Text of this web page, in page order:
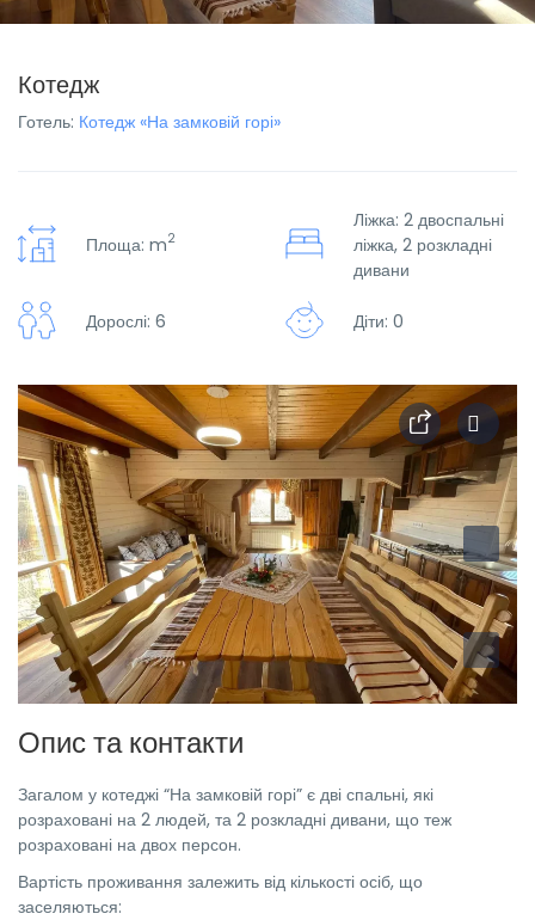
Котедж
Готель: Котедж «На замковій горі»
Площа: m2
Ліжка: 2 двоспальні
ліжка, 2 розкладні
дивани
Дорослі: 6 Діти: 0
Опис та контакти
Загалом у котеджі “На замковій горі” є дві спальні, які
розраховані на 2 людей, та 2 розкладні дивани, що теж
розраховані на двох персон.
Вартість проживання залежить від кількості осіб, що
заселяються: